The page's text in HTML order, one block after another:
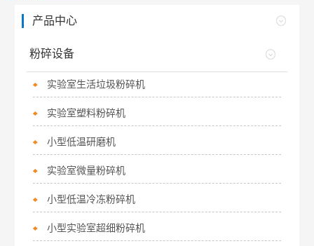
产品中心
粉碎设备
实验室生活垃圾粉碎机
实验室塑料粉碎机
小型低温研磨机
实验室微量粉碎机
小型低温冷冻粉碎机
小型实验室超细粉碎机